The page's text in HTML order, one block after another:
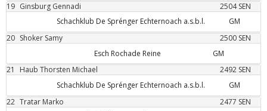
19 Ginsburg Gennadi 2504 SEN
Schachklub De Sprénger Echternoach a.s.b.l.
GM
20 Shoker Samy 2500 SEN
Esch Rochade Reine
GM
21
Haub Thorsten Michael 2492 SEN
Schachklub De Sprénger Echternoach a.s.b.l.
GM
22 Tratar Marko 2477 SEN